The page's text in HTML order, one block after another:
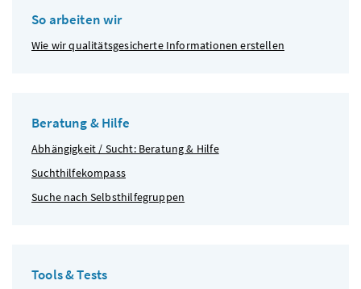
So arbeiten wir
Wie wir qualitätsgesicherte Informationen erstellen
Beratung & Hilfe
Abhängigkeit / Sucht: Beratung & Hilfe
Suchthilfekompass
Suche nach Selbsthilfegruppen
Tools & Tests